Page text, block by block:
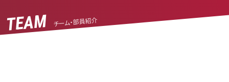
TEAM チーム・部員紹介